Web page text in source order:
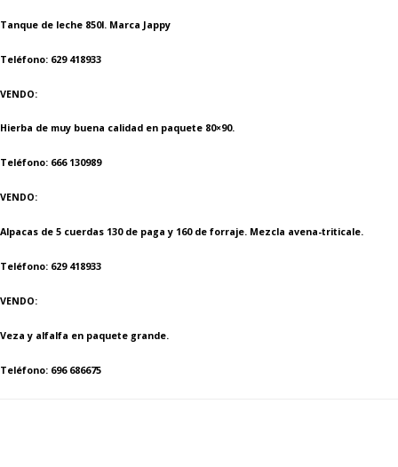
Tanque de leche 850l. Marca Jappy
Teléfono: 629 418933
VENDO:
Hierba de muy buena calidad en paquete 80×90.
Teléfono: 666 130989
VENDO:
Alpacas de 5 cuerdas 130 de paga y 160 de forraje. Mezcla avena-triticale.
Teléfono: 629 418933
VENDO:
Veza y alfalfa en paquete grande.
Teléfono: 696 686675